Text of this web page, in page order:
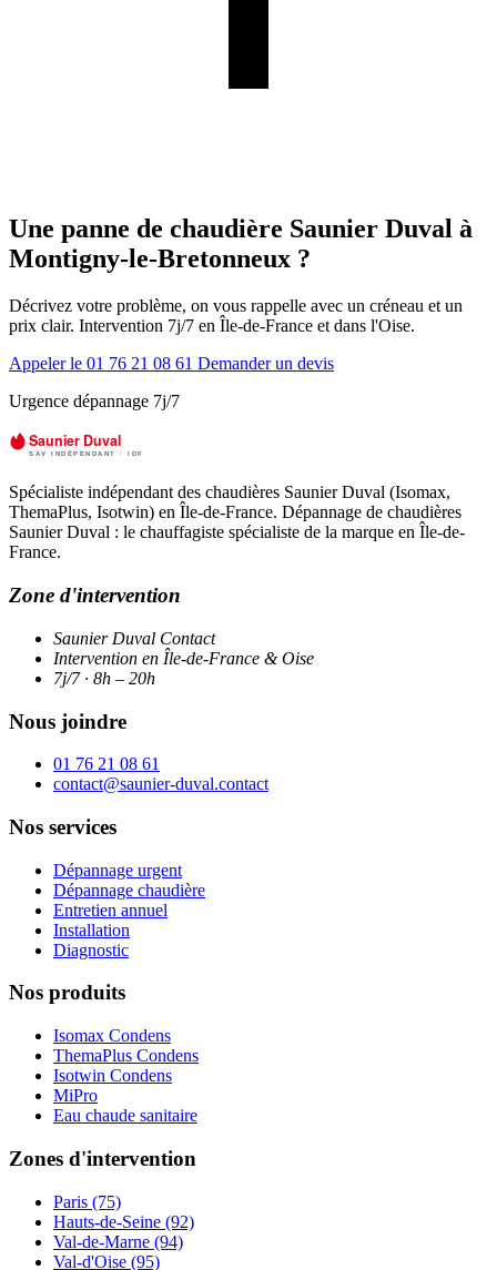
Une panne de chaudière Saunier Duval à
Montigny-le-Bretonneux ?
Décrivez votre problème, on vous rappelle avec un créneau et un
prix clair. Intervention 7j/7 en Île-de-France et dans l'Oise.
Appeler le 01 76 21 08 61 Demander un devis
Urgence dépannage 7j/7
Spécialiste indépendant des chaudières Saunier Duval (Isomax,
ThemaPlus, Isotwin) en Île-de-France. Dépannage de chaudières
Saunier Duval : le chauffagiste spécialiste de la marque en Île-de-
France.
Zone d'intervention
Saunier Duval Contact
Intervention en Île-de-France & Oise
7j/7 · 8h – 20h
Nous joindre
01 76 21 08 61
contact@saunier-duval.contact
Nos services
Dépannage urgent
Dépannage chaudière
Entretien annuel
Installation
Diagnostic
Nos produits
Isomax Condens
ThemaPlus Condens
Isotwin Condens
MiPro
Eau chaude sanitaire
Zones d'intervention
Paris (75)
Hauts-de-Seine (92)
Val-de-Marne (94)
Val-d'Oise (95)